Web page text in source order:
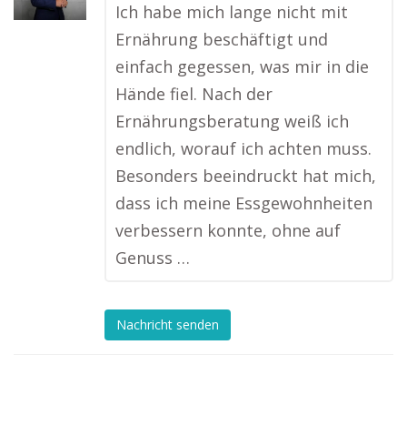
Ich habe mich lange nicht mit
Ernährung beschäftigt und
einfach gegessen, was mir in die
Hände fiel. Nach der
Ernährungsberatung weiß ich
endlich, worauf ich achten muss.
Besonders beeindruckt hat mich,
dass ich meine Essgewohnheiten
verbessern konnte, ohne auf
Genuss …
Nachricht senden